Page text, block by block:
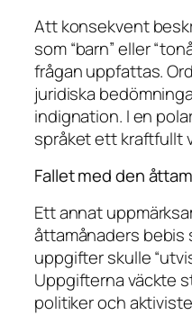
Att konsekvent
som “barn” eller
frågan uppfattas.
juridiska
indignation. I en
språket ett kraftfullt
Fallet med den
Ett annat
åttamånaders bebis
uppgifter skulle
Uppgifterna väckte
politiker och